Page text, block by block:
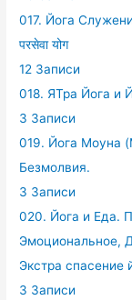
017. Йога
परसेवा योग
12 Записи
018. ЯТра Йога и
3 Записи
019. Йога Моуна
Безмолвия.
3 Записи
020. Йога и Еда.
Эмоциональное,
Экстра спасение
3 Записи